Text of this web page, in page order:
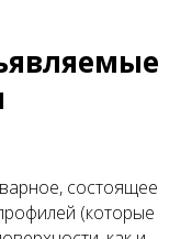
состоящее
(которые